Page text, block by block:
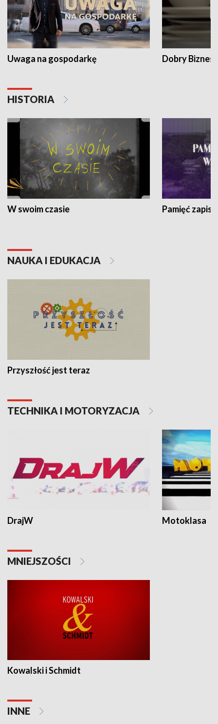
Uwaga na gospodarkę Dobry Biznes
HISTORIA
W swoim czasie Pamięć
NAUKA I EDUKACJA
Przyszłość jest teraz
TECHNIKA I MOTORYZACJA
DrajW Motoklasa
MNIEJSZOŚCI
Kowalski i Schmidt
INNE